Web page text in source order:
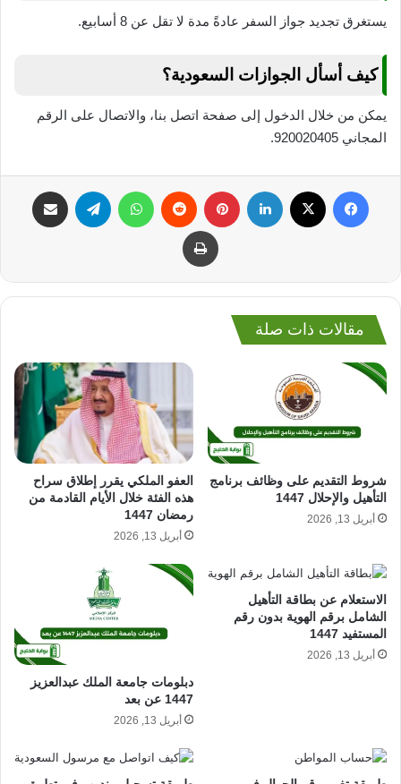
يستغرق تجديد جواز السفر عادةً مدة لا تقل عن 8 أسابيع.
كيف أسأل الجوازات السعودية؟
يمكن من خلال الدخول إلى صفحة اتصل بنا، والاتصال على الرقم
المجاني 920020405.
فيسبوك لينكدإن بينتيريست واتساب تيلقرام
طباعة
مقالات ذات صلة
شروط التقديم على وظائف برنامج
التأهيل والإحلال 1447
أبريل 13, 2026
العفو الملكي يقرر إطلاق سراح
هذه الفئة خلال الأيام القادمة من
رمضان 1447
أبريل 13, 2026
الاستعلام عن بطاقة التأهيل
الشامل برقم الهوية بدون رقم
المستفيد 1447
أبريل 13, 2026
دبلومات جامعة الملك عبدالعزيز
1447 عن بعد
أبريل 13, 2026